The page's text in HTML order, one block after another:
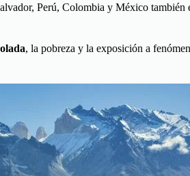
Perú, Colombia y México también
, la pobreza y la exposición a